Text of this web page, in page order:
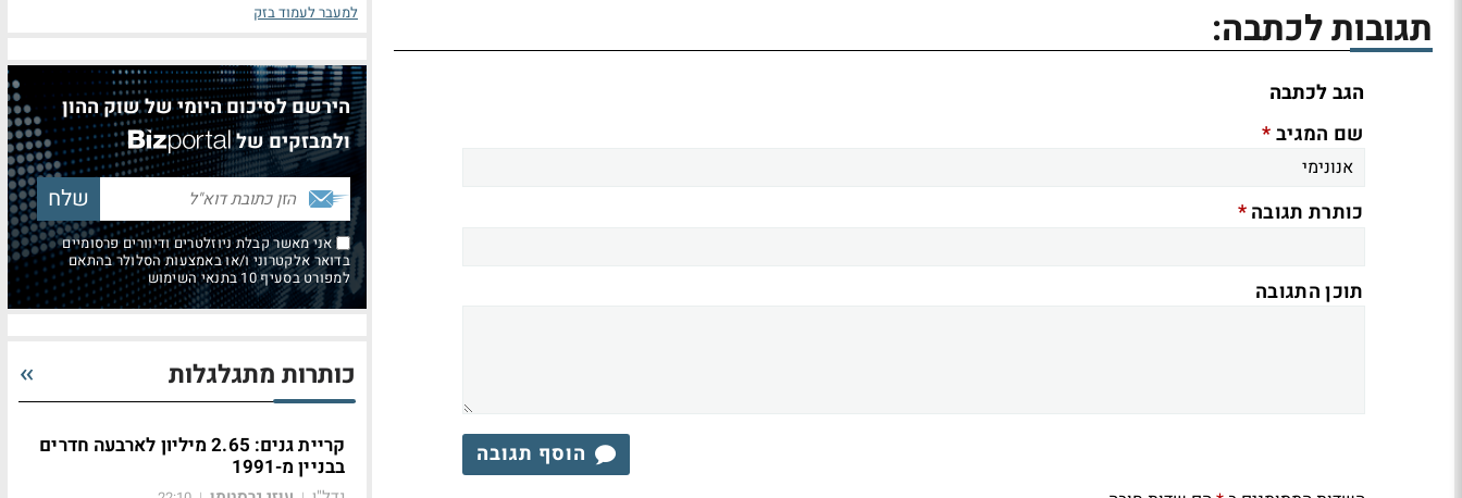
תגובות לכתבה:
הגב לכתבה
שם המגיב*
כותרת תגובה*
תוכן התגובה
הוסף תגובה
למעבר לעמוד בזק
הירשם לסיכום היומי של שוק ההון
ולמבזקים של
אני מאשר קבלת ניוזלטרים ודיוורים פרסומיים
בדואר אלקטרוני ו/או באמצעות הסלולר בהתאם
למפורט בסעיף 10 בתנאי השימוש
כותרות מתגלגלות
קריית גנים: 2.65 מיליון לארבעה חדרים
בבניין מ-1991